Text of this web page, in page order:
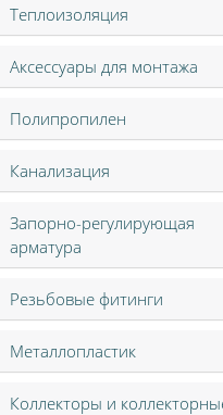
Теплоизоляция
Аксессуары для монтажа
Полипропилен
Канализация
Запорно-регулирующая
арматура
Резьбовые фитинги
Металлопластик
Коллекторы и